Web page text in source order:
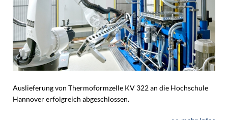
Auslieferung von Thermoformzelle KV 322 an die Hochschule
Hannover erfolgreich abgeschlossen.